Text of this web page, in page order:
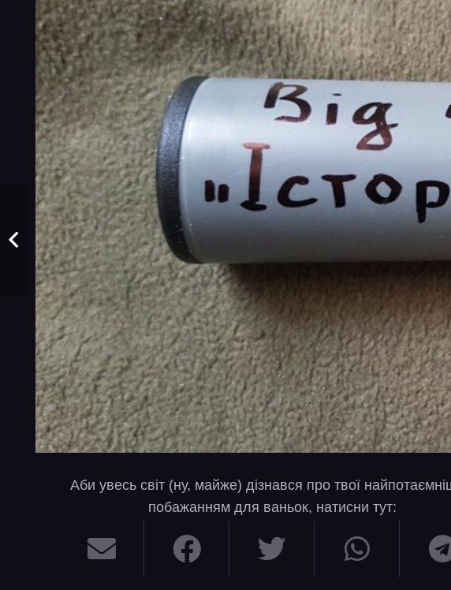
Аби увесь світ (ну, майже) дізнався про твої
побажанням для ваньок, натисни тут: